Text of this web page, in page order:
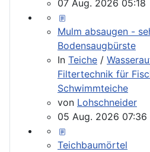
07 Aug. 2026 05:18
Mulm absaugen -
Bodensaugbürste
In Teiche /
Filtertechnik für
Schwimmteiche
von Lohschneider
05 Aug. 2026 07:36
Teichbaumörtel